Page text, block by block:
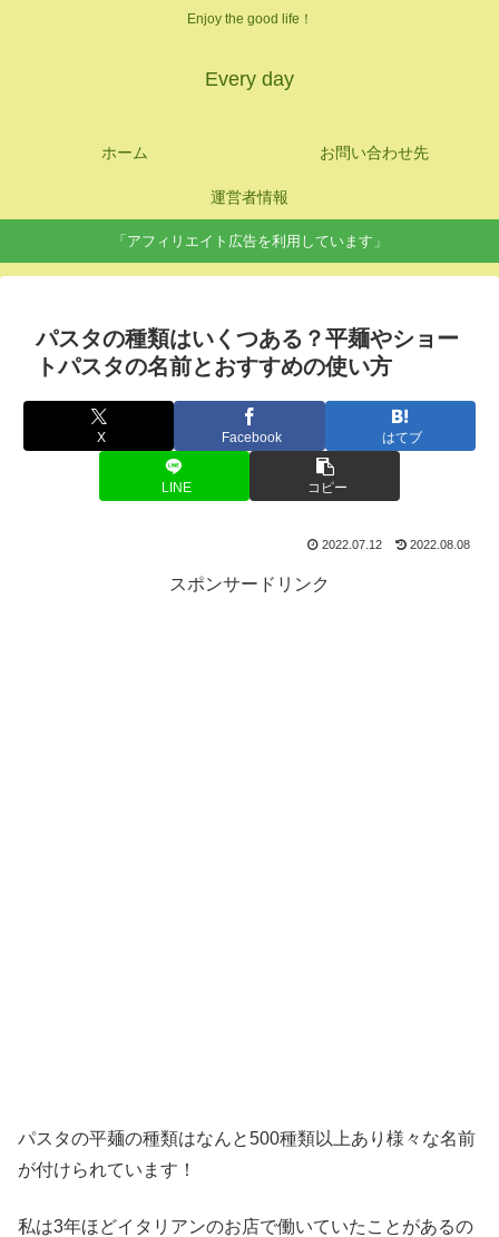
Enjoy the good life！
Every day
ホーム お問い合わせ先
運営者情報
「アフィリエイト広告を利用しています」
パスタの種類はいくつある？平麺やショー
トパスタの名前とおすすめの使い方
X Facebook はてブ
LINE コピー
2022.07.12 2022.08.08
スポンサードリンク
パスタの平麺の種類はなんと500種類以上あり様々な名前
が付けられています！
私は3年ほどイタリアンのお店で働いていたことがあるの